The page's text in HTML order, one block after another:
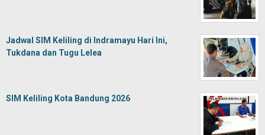
Jadwal SIM Keliling di Indramayu Hari Ini,
Tukdana dan Tugu Lelea
SIM Keliling Kota Bandung 2026